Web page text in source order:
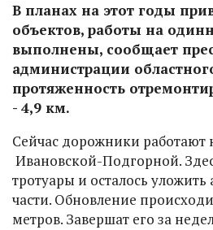
В планах на этот годы
объектов, работы на
выполнены, сообщает
администрации
протяженность
- 4,9 км.
Сейчас дорожники работают
Ивановской-Подгорной.
тротуары и осталось
части. Обновление
метров. Завершат его за